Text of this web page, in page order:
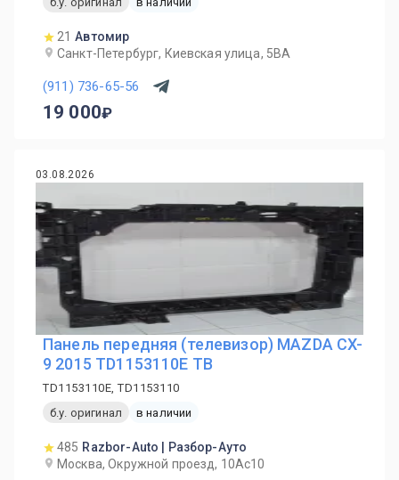
21 Автомир
Санкт-Петербург, Киевская улица, 5ВА
(911) 736-65-56
19 000
03.08.2026
Панель передняя (телевизор) MAZDA CX-
9 2015 TD1153110E TB
TD1153110E, TD1153110
б.у. оригинал
в наличии
485 Razbor-Auto | Разбор-Ауто
Москва, Окружной проезд, 10Ас10